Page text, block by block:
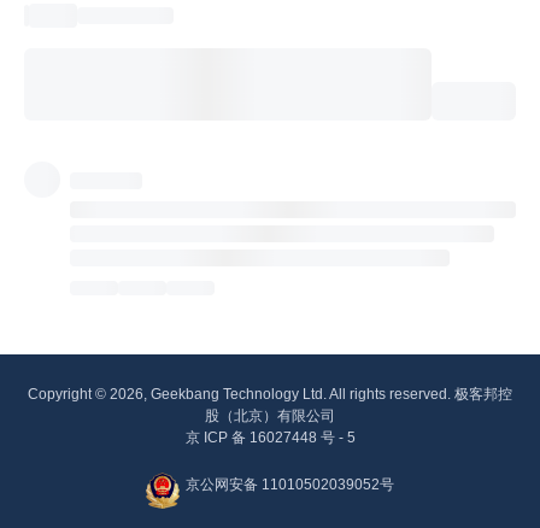
Copyright © 2026, Geekbang Technology Ltd. All rights reserved. 极客邦控
股（北京）有限公司
京 ICP 备 16027448 号 - 5
京公网安备 11010502039052号